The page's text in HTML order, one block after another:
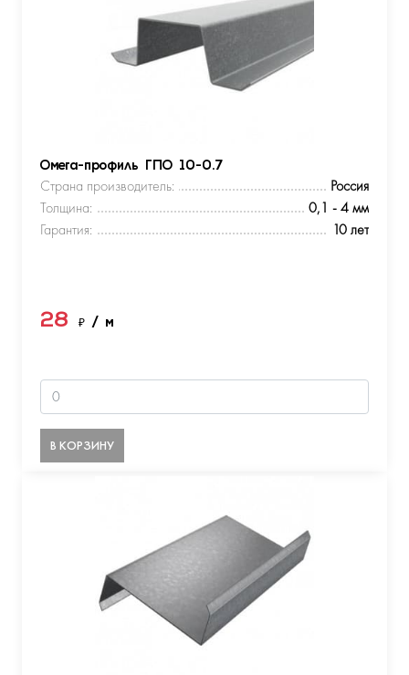
Омега-профиль ГПО 10-0.7
Страна производитель:
Россия
Толщина:
0,1 - 4 мм
Гарантия:
10 лет
28 ₽ / м
В КОРЗИНУ